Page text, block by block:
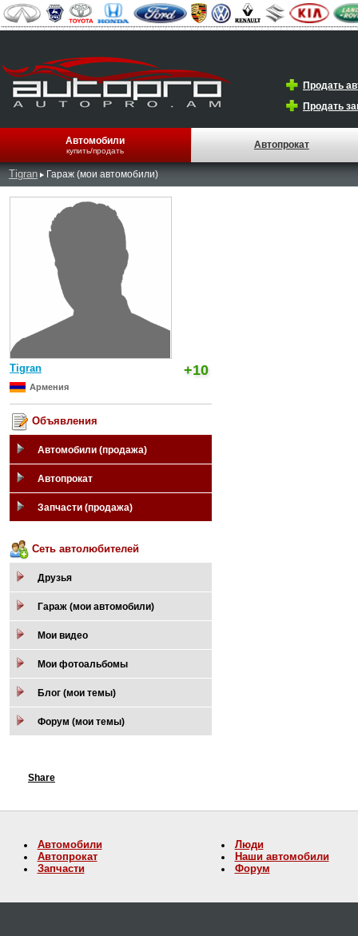
Продать
Продать
Автомобили
купить/продать
Автопрокат
Tigran Гараж (мои автомобили)
Tigran +10
Армения
Объявления
Автомобили (продажа)
Автопрокат
Запчасти (продажа)
Сеть автолюбителей
Друзья
Гараж (мои автомобили)
Мои видео
Мои фотоальбомы
Блог (мои темы)
Форум (мои темы)
Share
Автомобили
Автопрокат
Запчасти
Люди
Наши автомобили
Форум